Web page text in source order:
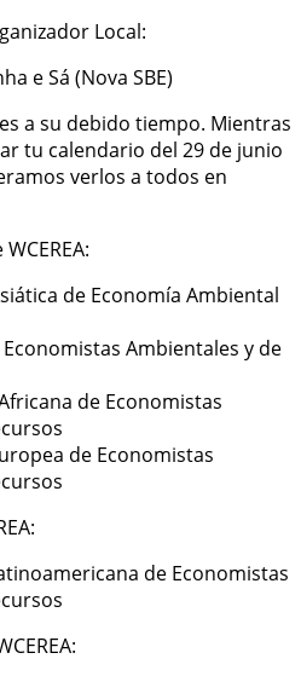
Local:
e Sá (Nova SBE)
a su debido tiempo. Mientras
tu calendario del 29 de junio
verlos a todos en
de Economía Ambiental
Economistas Ambientales y de
de Economistas
de Economistas
de Economistas